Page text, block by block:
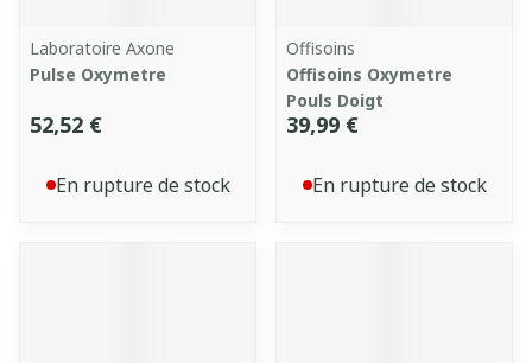
Laboratoire Axone
Pulse Oxymetre
52,52 €
En rupture de stock
Offisoins
Offisoins Oxymetre
Pouls Doigt
39,99 €
En rupture de stock